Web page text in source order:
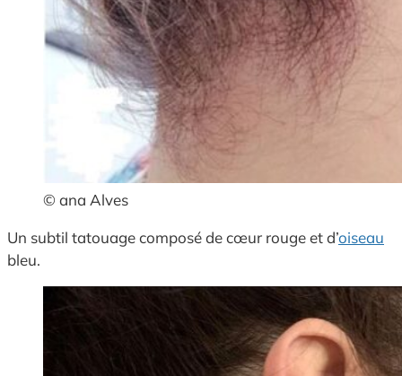
© ana Alves
Un subtil tatouage composé de cœur rouge et d’oiseau
bleu.